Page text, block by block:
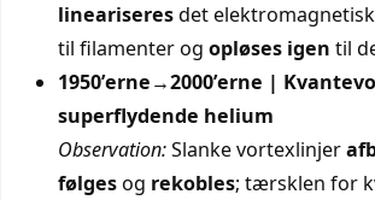
lineariseres det
til filamenter ogopløses igen til
1950’erne→2000’erne |
superflydende helium
Observation:Slanke vortexlinjer
følges og rekobles; tærsklen for